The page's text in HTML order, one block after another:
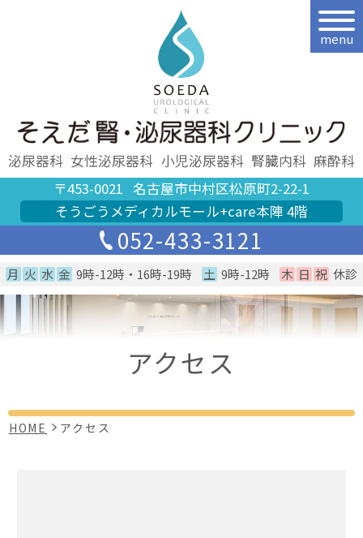
泌尿器科 女性泌尿器科 小児泌尿器科 腎臓内科 麻酔科
〒453-0021 名古屋市中村区松原町2-22-1
そうごうメディカルモール+care本陣 4階
052-433-3121
月 火 水 金 9時-12時・16時-19時 土 9時-12時 木 日 祝 休診
menu
アクセス
HOME アクセス